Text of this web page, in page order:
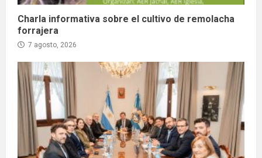
Charla informativa sobre el cultivo de remolacha
forrajera
7 agosto, 2026